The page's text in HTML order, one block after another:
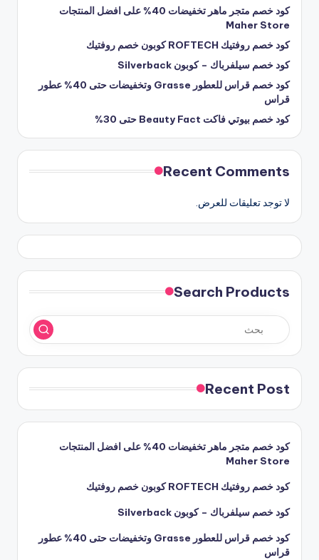
كود خصم متجر ماهر تخفيضات 40% على افضل المنتجات
Maher Store
كود خصم روفتيك ROFTECH كوبون خصم روفتيك
كود خصم سيلفرباك – كوبون Silverback
كود خصم قراس للعطور Grasse وتخفيضات حتى 40% عطور
قراس
كود خصم بيوتي فاكت Beauty Fact حتى 30%
Recent Comments
لا توجد تعليقات للعرض.
Search Products
Recent Post
كود خصم متجر ماهر تخفيضات 40% على افضل المنتجات
Maher Store
كود خصم روفتيك ROFTECH كوبون خصم روفتيك
كود خصم سيلفرباك – كوبون Silverback
كود خصم قراس للعطور Grasse وتخفيضات حتى 40% عطور
قراس